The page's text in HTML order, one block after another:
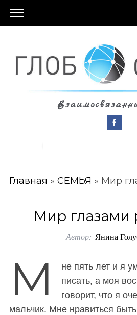
r
h
:
Главная » СЕМЬЯ » Мир
Мир глазами
Автор: Янина
М
не пять лет и я
писать, а моя
говорит, что я
мальчик. Мне нравиться